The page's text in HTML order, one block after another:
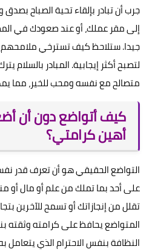
جرب أن تبادر بإلقاء تحية الصباح
إلى مقر عملك، أو عند صعودك في
جيدا. ستلاحظ كيف تسترخي
لتصبح أكثر إيجابية. المبادر بالسلام
متصالح مع نفسه ومحب للخير، مما
كيف أتواضع دون أن
أهين كرامتي؟
التواضع الحقيقي هو أن تعرف قدر
على أحد بما تملك من علم أو مال أو
تقلل من إنجازاتك أو تسمح للآخرين
المتواضع يحافظ على كرامته وثقته
النظافة بنفس الاحترام الذي يتعامل